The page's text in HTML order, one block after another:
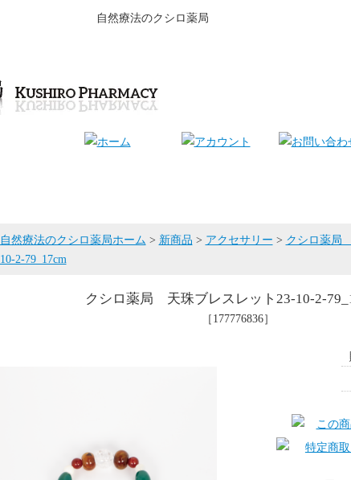
自然療法のクシロ薬局
自然療法のクシロ薬局ホーム > 新商品 > アクセサリー > クシロ薬局
10-2-79_17cm
クシロ薬局 天珠ブレスレット23-10-2-
［177776836］